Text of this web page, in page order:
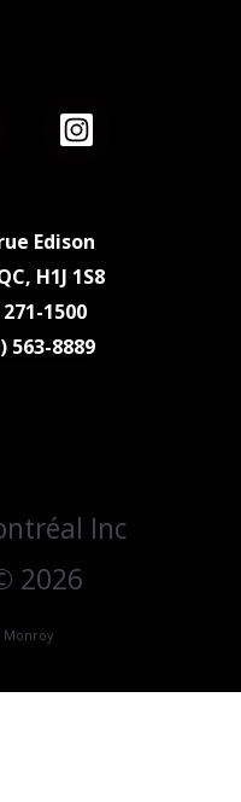
Edison
H1J 1S8
1500
563-8889
Inc
2026
Monroy